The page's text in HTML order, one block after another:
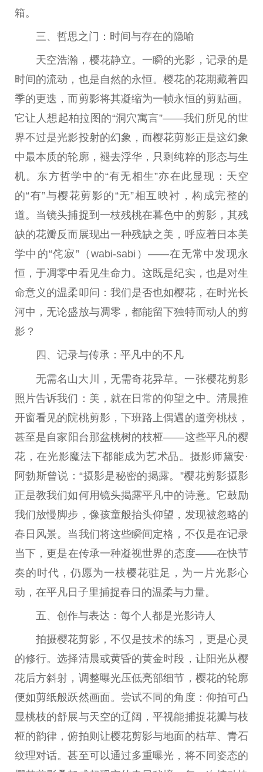
箱。
三、哲思之门：时间与存在的隐喻
天空浩瀚，樱花静立。一瞬的光影，记录的是
时间的流动，也是自然的永恒。樱花的花期藏着四
季的更迭，而剪影将其凝缩为一帧永恒的剪贴画。
它让人想起柏拉图的“洞穴寓言”——我们所见的世
界不过是光影投射的幻象，而樱花剪影正是这幻象
中最本质的轮廓，褪去浮华，只剩纯粹的形态与生
机。东方哲学中的“有无相生”亦在此显现：天空
的“有”与樱花剪影的“无”相互映衬，构成完整的
道。当镜头捕捉到一枝残桃在暮色中的剪影，其残
缺的花瓣反而展现出一种残缺之美，呼应着日本美
学中的“侘寂”（wabi-sabi）——在无常中发现永
恒，于凋零中看见生命力。这既是纪实，也是对生
命意义的温柔叩问：我们是否也如樱花，在时光长
河中，无论盛放与凋零，都能留下独特而动人的剪
影？
四、记录与传承： 平凡中的不凡
无需名山大川，无需奇花异草。一张樱花剪影
照片告诉我们：美，就在日常的仰望之中。清晨推
开窗看见的院桃剪影，下班路上偶遇的道旁桃枝，
甚至是自家阳台那盆桃树的枝桠——这些平凡的樱
花，在光影魔法下都能成为艺术品。摄影师黛安·
阿勃斯曾说：“摄影是秘密的揭露。”樱花剪影摄影
正是教我们如何用镜头揭露平凡中的诗意。它鼓励
我们放慢脚步，像孩童般抬头仰望，发现被忽略的
春日风景。当我们将这些瞬间定格，不仅是在记录
当下，更是在传承一种凝视世界的态度——在快节
奏的时代，仍愿为一枝樱花驻足，为一片光影心
动，在平凡日子里捕捉春日的温柔与力量。
五、创作与表达：每个人都是光影诗人
拍摄樱花剪影，不仅是技术的练习 ，更是心灵
的修行。选择清晨或黄昏的黄金时段，让阳光从樱
花后方斜射，调整曝光压低亮部细节，樱花的轮廓
便如剪纸般跃然画面。尝试不同的角度：仰拍可凸
显桃枝的舒展与天空的辽阔，平视能捕捉花瓣与枝
桠的韵律，俯拍则让樱花剪影与地面的枯草、青石
纹理对话。甚至可以通过多重曝光，将不同姿态的